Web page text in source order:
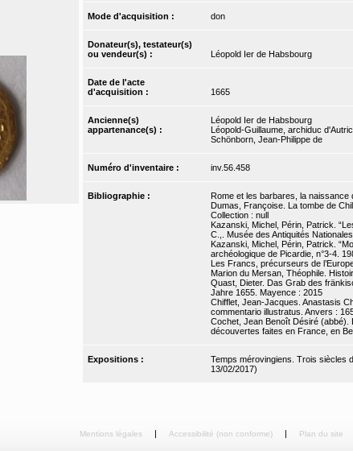
Mode d'acquisition : don
Donateur(s), testateur(s)
ou vendeur(s) :
Léopold Ier de Habsbourg
Date de l'acte
d'acquisition :
1665
Ancienne(s)
appartenance(s) :
Léopold Ier de Habsbourg
Léopold-Guillaume, archiduc
Schönborn, Jean-Philippe de
Numéro d'inventaire : inv.56.458
Bibliographie :
Rome et les barbares, la naissance
Dumas, Françoise. La tombe de
Collection : null
Kazanski, Michel, Périn, Patrick.
C.,. Musée des Antiquités
Kazanski, Michel, Périn, Patrick.
archéologique de Picardie, n°3-4.
Les Francs, précurseurs de
Marion du Mersan, Théophile.
Quast, Dieter. Das Grab des
Jahre 1655. Mayence : 2015
Chifflet, Jean-Jacques. Anastasis
commentario illustratus. Anvers :
Cochet, Jean Benoît Désiré (abbé).
découvertes faites en France, en
Expositions :
Temps mérovingiens. Trois siècles
13/02/2017)
Mentions légales Accessibilité (non conforme) Plan du site